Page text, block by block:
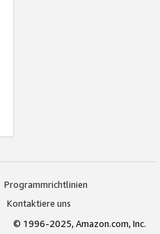
Programmrichtlinien
Kontaktiere uns
© 1996-2025, Amazon.com, Inc.